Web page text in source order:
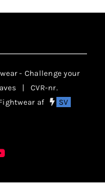
- Challenge your
| CVR-nr.
af
SV
YouTube